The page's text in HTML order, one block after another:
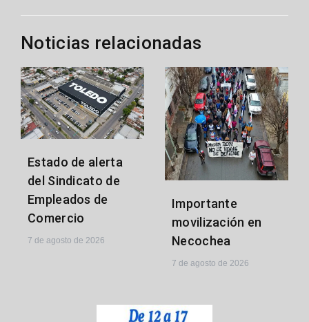
Noticias relacionadas
Estado de alerta
del Sindicato de
Empleados de
Comercio
7 de agosto de 2026
Importante
movilización en
Necochea
7 de agosto de 2026